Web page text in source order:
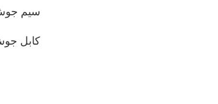
سیم
کابل